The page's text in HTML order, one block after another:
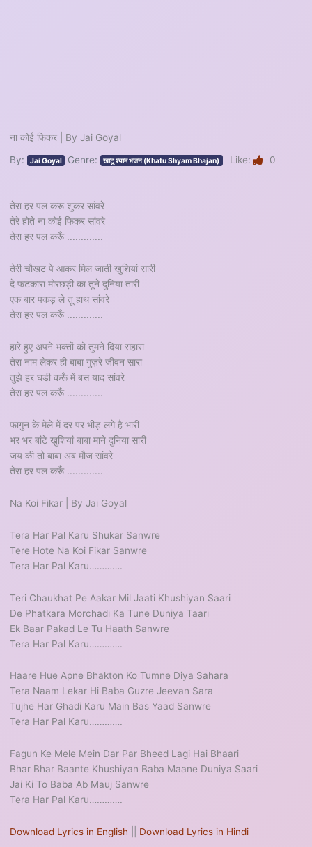
ना कोई फिकर | By Jai Goyal
By: Jai Goyal Genre: खाटू श्याम भजन (Khatu Shyam Bhajan) Like: 0
तेरा हर पल करू शुकर सांवरे
तेरे होते ना कोई फिकर सांवरे
तेरा हर पल करूँ .............
तेरी चौखट पे आकर मिल जाती खुशियां सारी
दे फटकारा मोरछड़ी का तूने दुनिया तारी
एक बार पकड़ ले तू हाथ सांवरे
तेरा हर पल करूँ .............
हारे हुए अपने भक्तों को तुमने दिया सहारा
तेरा नाम लेकर ही बाबा गुज़रे जीवन सारा
तुझे हर घडी करूँ में बस याद सांवरे
तेरा हर पल करूँ .............
फागुन के मेले में दर पर भीड़ लगे है भारी
भर भर बांटे खुशियां बाबा माने दुनिया सारी
जय की तो बाबा अब मौज सांवरे
तेरा हर पल करूँ .............
Na Koi Fikar | By Jai Goyal
Tera Har Pal Karu Shukar Sanwre
Tere Hote Na Koi Fikar Sanwre
Tera Har Pal Karu………….
Teri Chaukhat Pe Aakar Mil Jaati Khushiyan Saari
De Phatkara Morchadi Ka Tune Duniya Taari
Ek Baar Pakad Le Tu Haath Sanwre
Tera Har Pal Karu………….
Haare Hue Apne Bhakton Ko Tumne Diya Sahara
Tera Naam Lekar Hi Baba Guzre Jeevan Sara
Tujhe Har Ghadi Karu Main Bas Yaad Sanwre
Tera Har Pal Karu………….
Fagun Ke Mele Mein Dar Par Bheed Lagi Hai Bhaari
Bhar Bhar Baante Khushiyan Baba Maane Duniya Saari
Jai Ki To Baba Ab Mauj Sanwre
Tera Har Pal Karu………….
Download Lyrics in English Download Lyrics in Hindi